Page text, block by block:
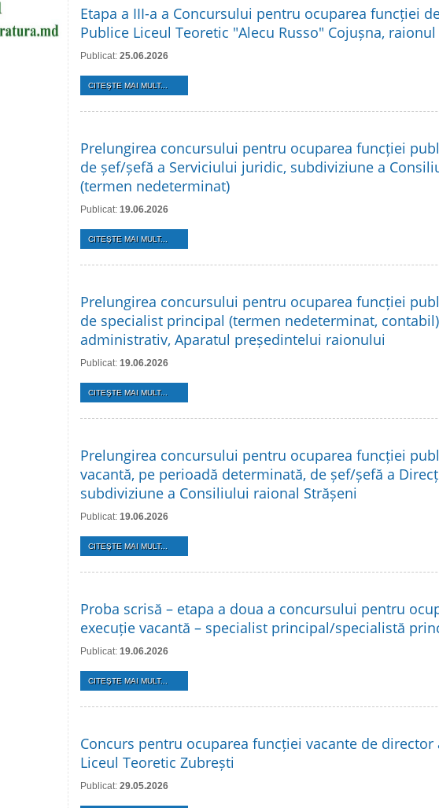
Etapa a III-a a Concursului pentru ocuparea funcției
Publice Liceul Teoretic "Alecu Russo" Cojușna, raionul
Publicat: 25.06.2026
CITEŞTE MAI MULT...
Prelungirea concursului pentru ocuparea funcției
de șef/șefă a Serviciului juridic, subdiviziune a
(termen nedeterminat)
Publicat: 19.06.2026
CITEŞTE MAI MULT...
Prelungirea concursului pentru ocuparea funcției
de specialist principal (termen nedeterminat,
administrativ, Aparatul președintelui raionului
Publicat: 19.06.2026
CITEŞTE MAI MULT...
Prelungirea concursului pentru ocuparea funcției
vacantă, pe perioadă determinată, de șef/șefă a
subdiviziune a Consiliului raional Strășeni
Publicat: 19.06.2026
CITEŞTE MAI MULT...
Proba scrisă – etapa a doua a concursului pentru
execuție vacantă – specialist principal/specialistă
Publicat: 19.06.2026
CITEŞTE MAI MULT...
Concurs pentru ocuparea funcției vacante de
Liceul Teoretic Zubrești
Publicat: 29.05.2026